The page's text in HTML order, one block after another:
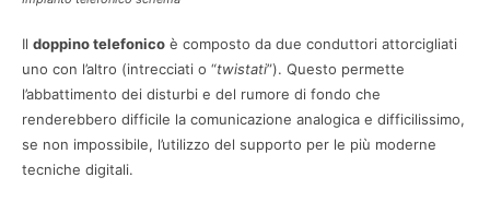
Il doppino telefonico è composto da due conduttori attorcigliati
uno con l’altro (intrecciati o “twistati”). Questo permette
l’abbattimento dei disturbi e del rumore di fondo che
renderebbero difficile la comunicazione analogica e difficilissimo,
se non impossibile, l’utilizzo del supporto per le più moderne
tecniche digitali.